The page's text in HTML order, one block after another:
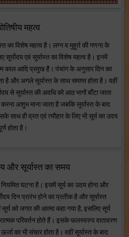
महत्व
का विशेष महत्व है। लग्न व मुहूर्त की गणना के
सूर्योदय एवं सूर्यास्त का विशेष महत्व है। इनमें
काल आदि प्रमुख है। पंचांग के अनुसार दिन का
है और अगले सूर्यास्त के साथ समाप्त होता है। वहीं
से सूर्यास्त की अवधि को आठ भागों बाँटा जाता
अशुभ माना जाता है जबकि सूर्यास्त के बाद
साथ ही व्रत एवं त्यौहार के लिए भी सूर्य का उदय
होता है।
और सूर्यास्त का समय
नियमित घटना है। इसमें सूर्य का उदय होना और
दिन प्रारंभ होने का प्रतीक है और सूर्यास्त
को जगत की आत्मा कहा गया है, इसलिए सूर्य
परिवर्तन होते हैं। इसके फलस्वरुप वातावरण
का भी संचार होता है। वहीं सूर्यास्त के बाद